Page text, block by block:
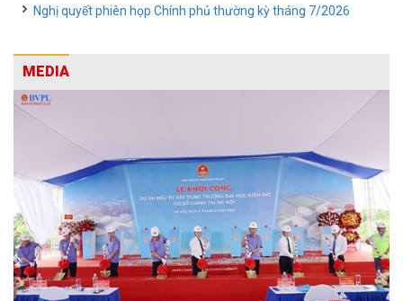
Nghị quyết phiên họp Chính phủ thường kỳ tháng 7/2026
MEDIA